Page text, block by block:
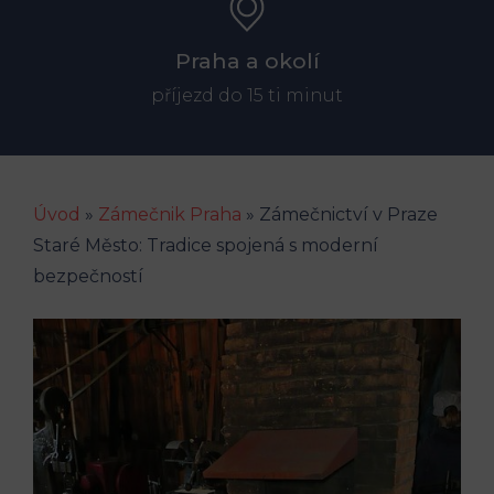
Praha a okolí
příjezd do 15 ti minut
Úvod » Zámečnik Praha » Zámečnictví v Praze
Staré Město: Tradice spojená s moderní
bezpečností